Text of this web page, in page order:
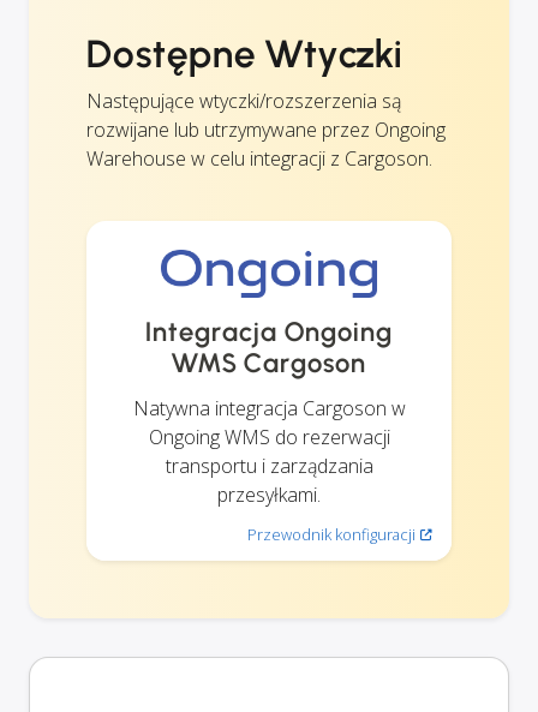
Dostępne Wtyczki
Następujące wtyczki/rozszerzenia są
rozwijane lub utrzymywane przez Ongoing
Warehouse w celu integracji z Cargoson.
Integracja Ongoing
WMS Cargoson
Natywna integracja Cargoson w
Ongoing WMS do rezerwacji
transportu i zarządzania
przesyłkami.
Przewodnik konfiguracji